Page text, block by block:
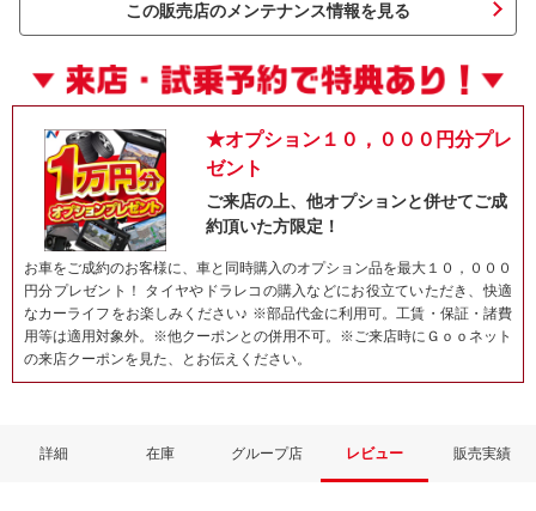
この販売店のメンテナンス情報を見る
★オプション１０，０００円分プレ
ゼント
ご来店の上、他オプションと併せてご成
約頂いた方限定！
お車をご成約のお客様に、車と同時購入のオプション品を最大１０，０００
円分プレゼント！ タイヤやドラレコの購入などにお役立ていただき、快適
なカーライフをお楽しみください♪ ※部品代金に利用可。工賃・保証・諸費
用等は適用対象外。※他クーポンとの併用不可。※ご来店時にＧｏｏネット
の来店クーポンを見た、とお伝えください。
詳細 在庫 グループ店 レビュー 販売実績